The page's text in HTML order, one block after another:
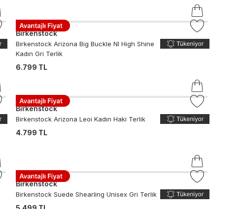
Birkenstock
Birkenstock Arizona Big Buckle Nl High Shine
Kadın Gri Terlik
6.799 TL
Birkenstock
Birkenstock Arizona Leoi Kadın Haki Terlik
4.799 TL
Birkenstock
Birkenstock Suede Shearling Unisex Gri Terlik